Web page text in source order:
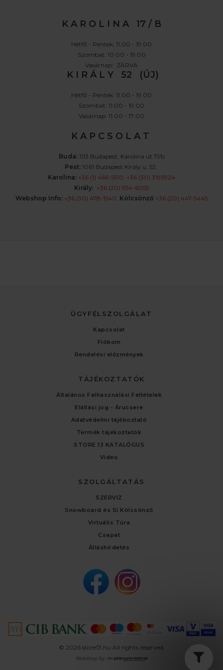
K A R O L I N A 17 / B
Hétfő - Péntek: 11:00 - 19:00
Szombat: 10:00 - 19:00
Vasárnap: ZÁRVA
K I R Á L Y 52 (ÚJ)
Hétfő - Péntek: 11:00 - 19:00
Szombat: 11:00 - 19:00
Vasárnap: 11:00 - 17:00
K A P C S O L A T
Buda: 1113 Budapest, Karolina út 17/b
Pest: 1061 Budapest Király u. 52.
Karolina: +36 (1) 466-5510, +36 (30) 3193924
Király: +36 (20) 954-6055
Webshop Info: +36 (30) 478-1540, Kölcsönző +36 (20) 447-5445
ÜGYFÉLSZOLGÁLAT
Kapcsolat
Fiókom
Rendelési előzmények
TÁJÉKOZTATÓK
Általános Felhasználási Feltételek
Elállási jog - Árucsere
Adatvédelmi tájékoztató
Termék tájékoztatók
STORE 13 KATALÓGUS
Video
SZOLGÁLTATÁS
SZERVIZ
Snowboard és Sí Kölcsönző
Virtuális Túra
Csapat
Álláshirdetés
© 2026 store13.hu All rights reserved.
Webshop by: